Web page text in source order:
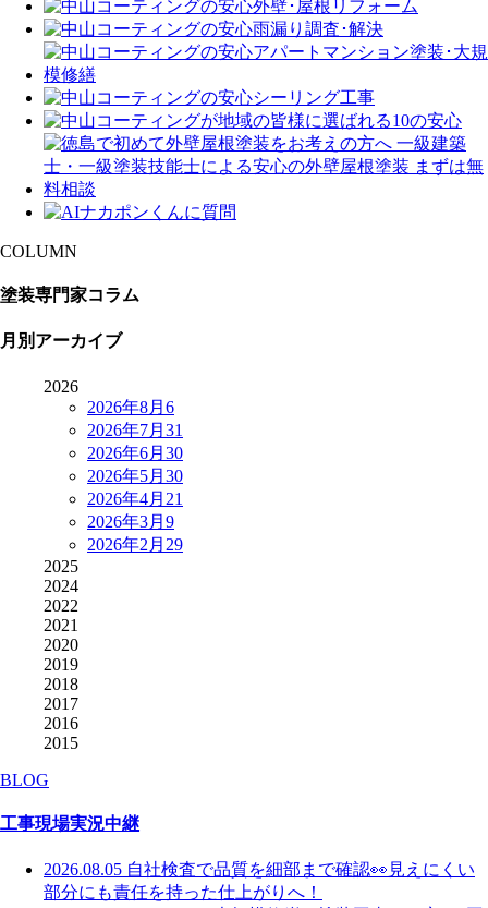
COLUMN
塗装専門家コラム
月別アーカイブ
2026
2026年8月 6
2026年7月 31
2026年6月 30
2026年5月 30
2026年4月 21
2026年3月 9
2026年2月 29
2025
2024
2022
2021
2020
2019
2018
2017
2016
2015
BLOG
工事現場実況中継
2026.08.05 自社検査で品質を細部まで確認👀見えにくい
部分にも責任を持った仕上がりへ！